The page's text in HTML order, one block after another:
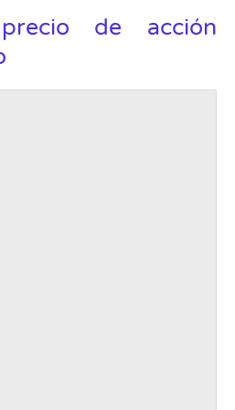
de acción